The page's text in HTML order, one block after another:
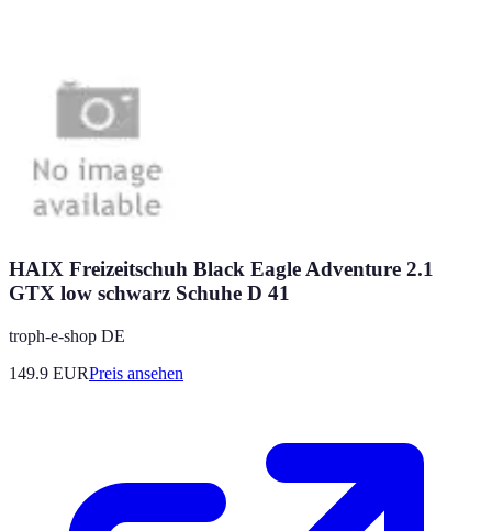
HAIX Freizeitschuh Black Eagle Adventure 2.1
GTX low schwarz Schuhe D 41
troph-e-shop DE
149.9 EURPreis ansehen